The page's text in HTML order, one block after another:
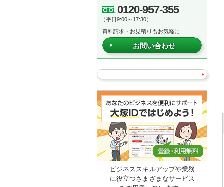
0120-957-355
（平日9:00～17:30）
資料請求・お見積りもお気軽に
お問い合わせ
ビジネススキルアップや業務
に役立つさまざまなサービス